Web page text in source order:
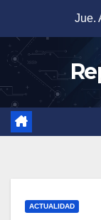
contenido
Jue.
ACTUALIDAD